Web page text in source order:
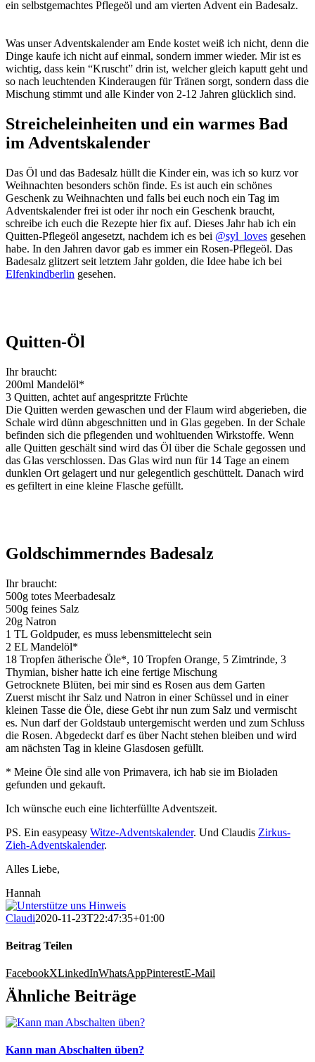
ein selbstgemachtes Pflegeöl und am vierten Advent ein Badesalz.
Was unser Adventskalender am Ende kostet weiß ich nicht, denn die
Dinge kaufe ich nicht auf einmal, sondern immer wieder. Mir ist es
wichtig, dass kein “Kruscht” drin ist, welcher gleich kaputt geht und
so nach leuchtenden Kinderaugen für Tränen sorgt, sondern dass die
Mischung stimmt und alle Kinder von 2-12 Jahren glücklich sind.
Streicheleinheiten und ein warmes Bad
im Adventskalender
Das Öl und das Badesalz hüllt die Kinder ein, was ich so kurz vor
Weihnachten besonders schön finde. Es ist auch ein schönes
Geschenk zu Weihnachten und falls bei euch noch ein Tag im
Adventskalender frei ist oder ihr noch ein Geschenk braucht,
schreibe ich euch die Rezepte hier fix auf. Dieses Jahr hab ich ein
Quitten-Pflegeöl angesetzt, nachdem ich es bei @syl_loves gesehen
habe. In den Jahren davor gab es immer ein Rosen-Pflegeöl. Das
Badesalz glitzert seit letztem Jahr golden, die Idee habe ich bei
Elfenkindberlin gesehen.
Quitten-Öl
Ihr braucht:
200ml Mandelöl*
3 Quitten, achtet auf angespritzte Früchte
Die Quitten werden gewaschen und der Flaum wird abgerieben, die
Schale wird dünn abgeschnitten und in Glas gegeben. In der Schale
befinden sich die pflegenden und wohltuenden Wirkstoffe. Wenn
alle Quitten geschält sind wird das Öl über die Schale gegossen und
das Glas verschlossen. Das Glas wird nun für 14 Tage an einem
dunklen Ort gelagert und nur gelegentlich geschüttelt. Danach wird
es gefiltert in eine kleine Flasche gefüllt.
Goldschimmerndes Badesalz
Ihr braucht:
500g totes Meerbadesalz
500g feines Salz
20g Natron
1 TL Goldpuder, es muss lebensmittelecht sein
2 EL Mandelöl*
18 Tropfen ätherische Öle*, 10 Tropfen Orange, 5 Zimtrinde, 3
Thymian, bisher hatte ich eine fertige Mischung
Getrocknete Blüten, bei mir sind es Rosen aus dem Garten
Zuerst mischt ihr Salz und Natron in einer Schüssel und in einer
kleinen Tasse die Öle, diese Gebt ihr nun zum Salz und vermischt
es. Nun darf der Goldstaub untergemischt werden und zum Schluss
die Rosen. Abgedeckt darf es über Nacht stehen bleiben und wird
am nächsten Tag in kleine Glasdosen gefüllt.
* Meine Öle sind alle von Primavera, ich hab sie im Bioladen
gefunden und gekauft.
Ich wünsche euch eine lichterfüllte Adventszeit.
PS. Ein easypeasy Witze-Adventskalender. Und Claudis Zirkus-
Zieh-Adventskalender.
Alles Liebe,
Hannah
Claudi2020-11-23T22:47:35+01:00
Beitrag Teilen
FacebookXLinkedInWhatsAppPinterestE-Mail
Ähnliche Beiträge
Kann man Abschalten üben?